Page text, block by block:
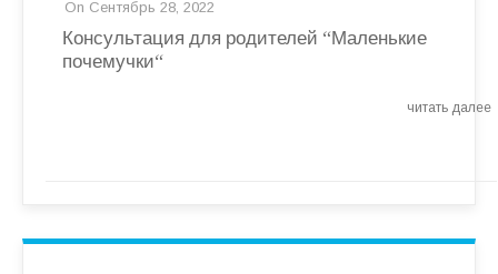
On Сентябрь 28, 2022
Консультация для родителей “Маленькие
почемучки“
читать далее